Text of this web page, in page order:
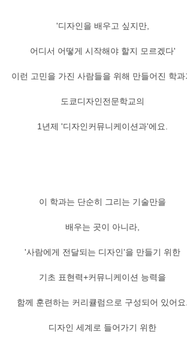
'디자인을 배우고 싶지만,
어디서 어떻게 시작해야 할지 모르겠다'
이런 고민을 가진 사람들을 위해 만들어진 학과
도쿄디자인전문학교의
1년제 '디자인커뮤니케이션과'에요.
이 학과는 단순히 그리는 기술만을
배우는 곳이 아니라,
'사람에게 전달되는 디자인'을 만들기 위한
기초 표현력+커뮤니케이션 능력을
함께 훈련하는 커리큘럼으로 구성되어 있어요.
디자인 세계로 들어가기 위한